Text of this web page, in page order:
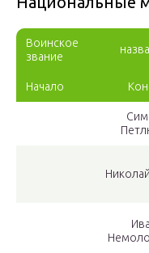
Воинское
звание
Начало